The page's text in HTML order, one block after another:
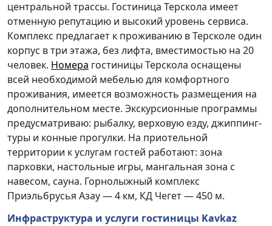
центральной трассы. Гостиница Терскола имеет
отменную репутацию и высокий уровень сервиса.
Комплекс предлагает к проживанию в Терсколе один
корпус в три этажа, без лифта, вместимостью на 20
человек. Номера гостиницы Терскола оснащены
всей необходимой мебелью для комфортного
проживания, имеется возможность размещения на
дополнительном месте. Экскурсионные программы
предусматриваю: рыбалку, верховую езду, джиппинг-
туры и конные прогулки. На приотельной
территории к услугам гостей работают: зона
парковки, настольные игры, мангальная зона с
навесом, сауна. Горнолыжный комплекс
Приэльбрусья Азау — 4 км, КД Чегет — 450 м.
Инфраструктура и услуги гостиницы Kavkaz